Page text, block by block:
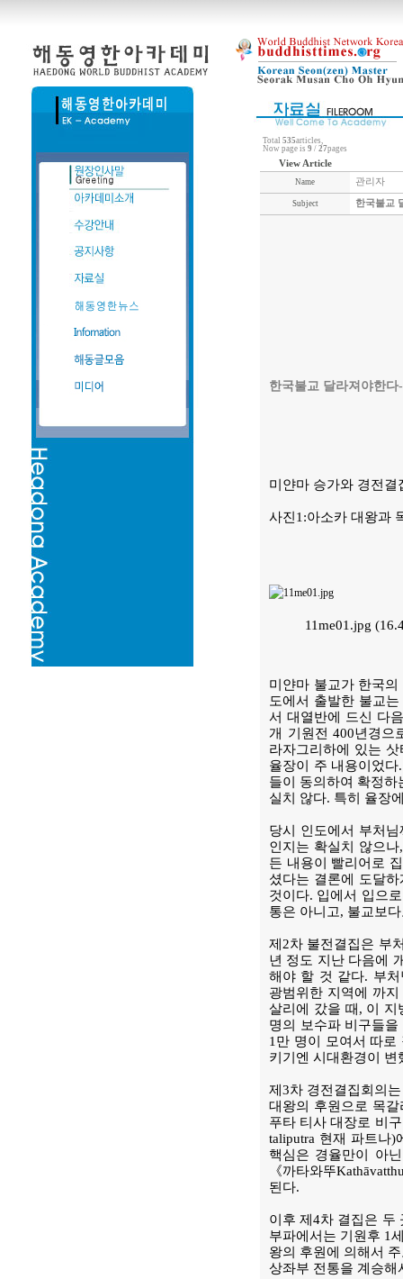
Total 535articles,
Now page is 9 / 27pages
View Article
Name 관리자
Subject 한국불교
한국불교 달라져야한
미얀마 승가와 경전결
사진1:아소카 대왕과
11me01.jpg
미얀마 불교가 한국
도에서 출발한 불교
서 대열반에 드신 다
개 기원전 400년경으
라자그리하에 있는
율장이 주 내용이었
들이 동의하여 확정
실치 않다. 특히 율장
당시 인도에서 부처
인지는 확실치 않으
든 내용이 빨리어로
셨다는 결론에 도달
것이다. 입에서 입으
통은 아니고, 불교보
제2차 불전결집은 부
년 정도 지난 다음에
해야 할 것 같다. 부
광범위한 지역에 까
살리에 갔을 때, 이 지
명의 보수파 비구들
1만 명이 모여서 따
키기엔 시대환경이
제3차 경전결집회의
대왕의 후원으로 목갈
푸타 티사 대장로 비
taliputra 현재 파트나
핵심은 경율만이 아
《까타와뚜
된다.
이후 제4차 결집은 두
부파에서는 기원후 1
왕의 후원에 의해서
상좌부 전통을 계승해